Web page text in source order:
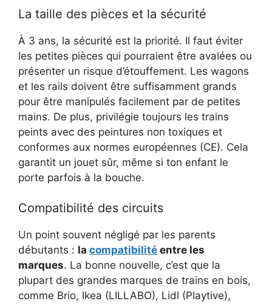
La taille des pièces et la sécurité
À 3 ans, la sécurité est la priorité. Il faut éviter
les petites pièces qui pourraient être avalées ou
présenter un risque d’étouffement. Les wagons
et les rails doivent être suffisamment grands
pour être manipulés facilement par de petites
mains. De plus, privilégie toujours les trains
peints avec des peintures non toxiques et
conformes aux normes européennes (CE). Cela
garantit un jouet sûr, même si ton enfant le
porte parfois à la bouche.
Compatibilité des circuits
Un point souvent négligé par les parents
débutants : la compatibilité entre les
marques. La bonne nouvelle, c’est que la
plupart des grandes marques de trains en bois,
comme Brio, Ikea (LILLABO), Lidl (Playtive),